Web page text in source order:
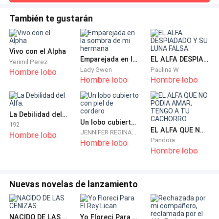
puño impactó en la mandíbula de Kira, y por un
instante, el campo de entrenamiento quedó en
silencio. Kira retrocedió tambaleándose, con los ojos
muy abiertos por la incredulidad.
Lyra se quedó paralizada.
Entonces el Beta ladró: "¡Basta!"
El hechizo se rompió. Los labios de Kira se curvaron
de furia mientras se limpiaba la sangre de la boca. «Te
arrepentirás de eso, debilucha».
temblaban las manos mientras se desataba los
guantes. Su corazón latía con una mezcla de miedo y
orgullo.
mires fijamente.”Lyra parpadeó, sacada de sus
pensamientos.Los ojos de Ronan estaban
abiertos.Observándola.—Estás despierto —dijo,
enderezándose ligeramente.—Por desgracia —murmuró,
intentando incorporarse.Apenas llegó a la mitad del camino
antes de que su c
También te gustarán
Vivo con el Alpha
Yerimil Perez
Hombre lobo
Emparejada en la sombra de mi hermana
Lady Gwen
Hombre lobo
EL ALFA DESPIADADO Y SU LUNA FALSA.
Paulina W
Hombre lobo
La Debilidad del Alfa.
192
Hombre lobo
Un lobo cubierto con piel de cordero
JENNIFER REGINALD
Hombre lobo
EL ALFA QUE NO PODIA AMAR, TENGO A TU CACHORRO.
Pandora
Hombre lobo
Nuevas novelas de lanzamiento
NACIDO DE LAS CENIZAS Yo Floreci Para El Rey Lican